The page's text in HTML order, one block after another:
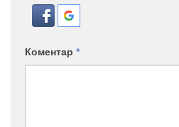
Коментар *